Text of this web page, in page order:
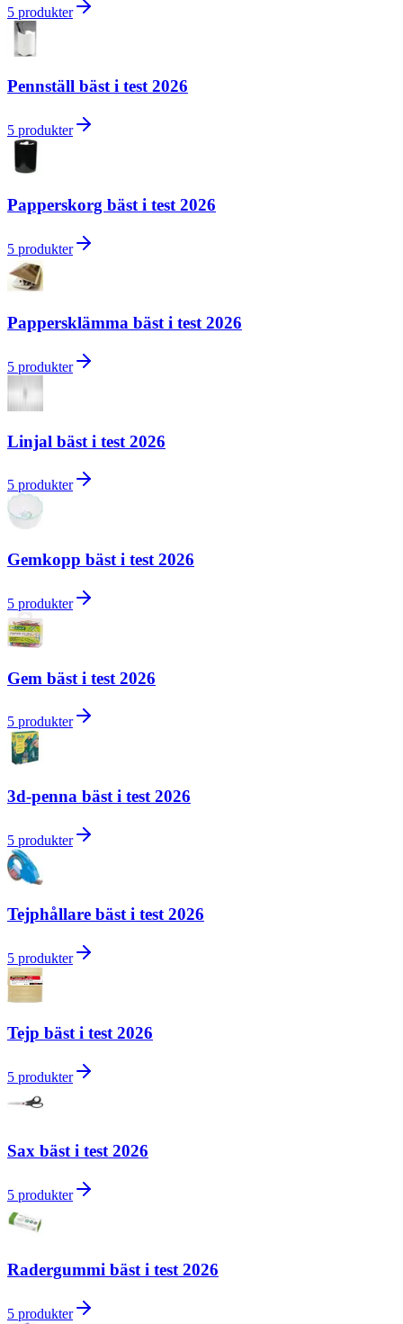
5 produkter
Pennställ bäst i test 2026
5 produkter
Papperskorg bäst i test 2026
5 produkter
Pappersklämma bäst i test 2026
5 produkter
Linjal bäst i test 2026
5 produkter
Gemkopp bäst i test 2026
5 produkter
Gem bäst i test 2026
5 produkter
3d-penna bäst i test 2026
5 produkter
Tejphållare bäst i test 2026
5 produkter
Tejp bäst i test 2026
5 produkter
Sax bäst i test 2026
5 produkter
Radergummi bäst i test 2026
5 produkter